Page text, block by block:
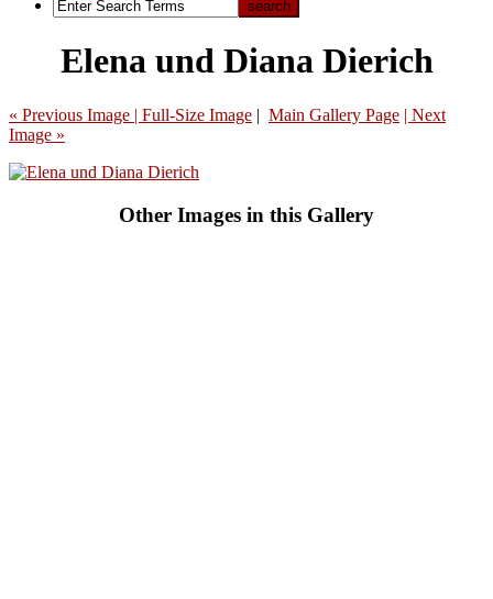
Elena und Diana Dierich
« Previous Image | Full-Size Image | Main Gallery Page | Next
Image »
Other Images in this Gallery